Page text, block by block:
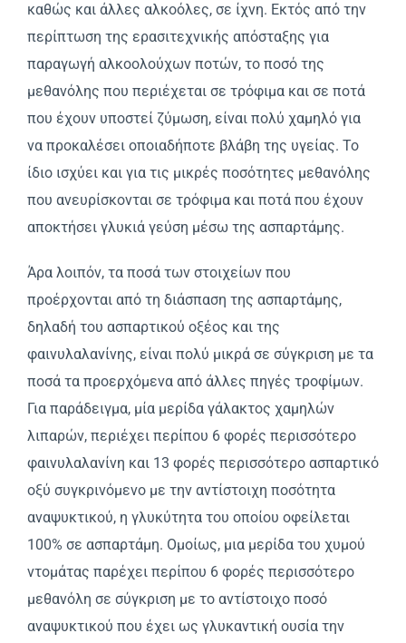
καθώς και άλλες αλκοόλες, σε ίχνη. Εκτός από την
περίπτωση της ερασιτεχνικής απόσταξης για
παραγωγή αλκοολούχων ποτών, το ποσό της
μεθανόλης που περιέχεται σε τρόφιμα και σε ποτά
που έχουν υποστεί ζύμωση, είναι πολύ χαμηλό για
να προκαλέσει οποιαδήποτε βλάβη της υγείας. Το
ίδιο ισχύει και για τις μικρές ποσότητες μεθανόλης
που ανευρίσκονται σε τρόφιμα και ποτά που έχουν
αποκτήσει γλυκιά γεύση μέσω της ασπαρτάμης.
Άρα λοιπόν, τα ποσά των στοιχείων που
προέρχονται από τη διάσπαση της ασπαρτάμης,
δηλαδή του ασπαρτικού οξέος και της
φαινυλαλανίνης, είναι πολύ μικρά σε σύγκριση με τα
ποσά τα προερχόμενα από άλλες πηγές τροφίμων.
Για παράδειγμα, μία μερίδα γάλακτος χαμηλών
λιπαρών, περιέχει περίπου 6 φορές περισσότερο
φαινυλαλανίνη και 13 φορές περισσότερο ασπαρτικό
οξύ συγκρινόμενο με την αντίστοιχη ποσότητα
αναψυκτικού, η γλυκύτητα του οποίου οφείλεται
100% σε ασπαρτάμη. Ομοίως, μια μερίδα του χυμού
ντομάτας παρέχει περίπου 6 φορές περισσότερο
μεθανόλη σε σύγκριση με το αντίστοιχο ποσό
αναψυκτικού που έχει ως γλυκαντική ουσία την